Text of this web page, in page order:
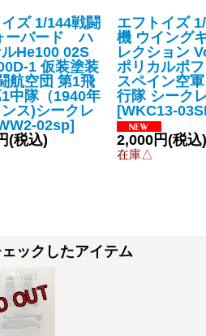
ズ 1/144戦闘
ーバード ハ
He100 02S
1 仮装塗装
航空団 第1飛
中隊（1940年
ス)シークレ
02sp]
(税込)
エフトイズ
機 ウイング
レクション
ポリカルポ
スペイン空
行隊 シーク
[WKC13-
2,000円(税込)
在庫△
ックしたアイテム